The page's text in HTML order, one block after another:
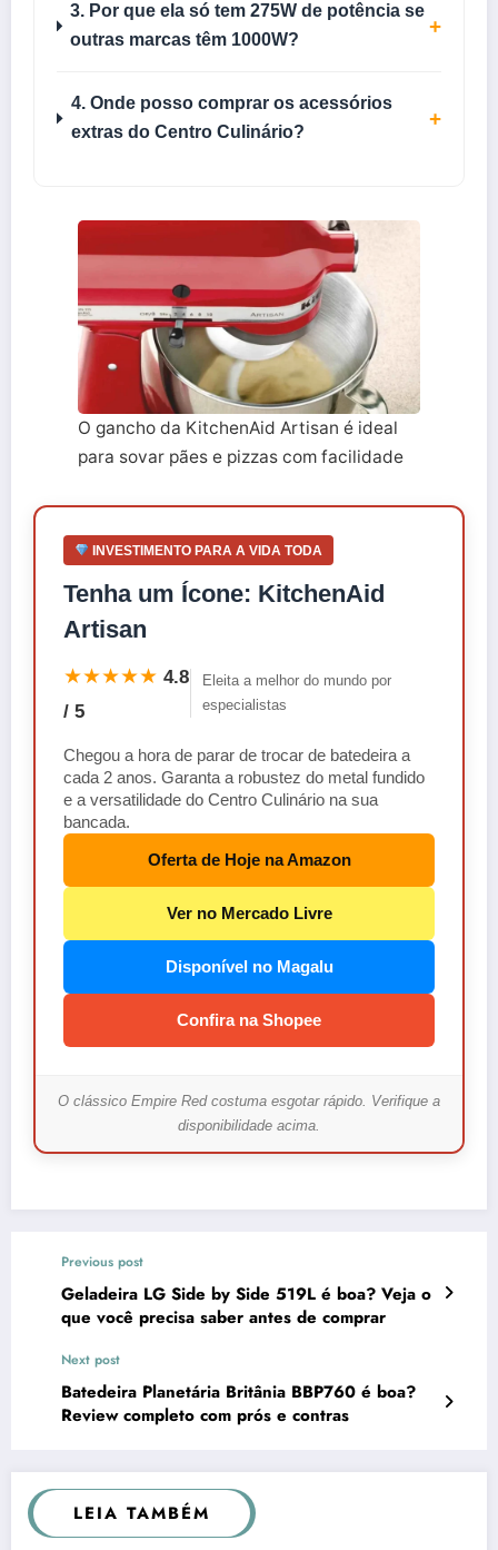
3. Por que ela só tem 275W de potência se
outras marcas têm 1000W?
+
4. Onde posso comprar os acessórios
extras do Centro Culinário?
+
O gancho da KitchenAid Artisan é ideal
para sovar pães e pizzas com facilidade
INVESTIMENTO PARA A VIDA TODA
Tenha um Ícone: KitchenAid
Artisan
★★★★★ 4.8
/ 5
Eleita a melhor do mundo por
especialistas
Chegou a hora de parar de trocar de batedeira a
cada 2 anos. Garanta a robustez do metal fundido
e a versatilidade do Centro Culinário na sua
bancada.
Oferta de Hoje na Amazon
Ver no Mercado Livre
Disponível no Magalu
Confira na Shopee
O clássico Empire Red costuma esgotar rápido. Verifique a
disponibilidade acima.
Previous post
Geladeira LG Side by Side 519L é boa? Veja o
que você precisa saber antes de comprar
Next post
Batedeira Planetária Britânia BBP760 é boa?
Review completo com prós e contras
LEIA TAMBÉM